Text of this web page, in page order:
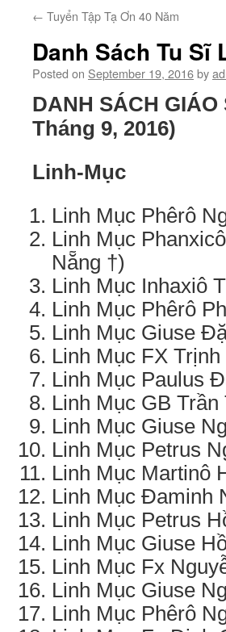
← Tuyển Tập Tạ Ơn 40 Năm
Danh Sách Tu Sĩ
Posted on September 19, 2016by
DANH SÁCH
Tháng 9, 2016)
Linh-Mục
Linh Mục Phêrô
Linh Mục
Nẵng †)
Linh Mục Inhaxiô
Linh Mục Phêrô
Linh Mục Giuse
Linh Mục FX
Linh Mục Paulus
Linh Mục GB
Linh Mục Giuse
Linh Mục Petrus
Linh Mục Martinô
Linh Mục Đaminh
Linh Mục Petrus
Linh Mục Giuse
Linh Mục Fx
Linh Mục Giuse
Linh Mục Phêrô